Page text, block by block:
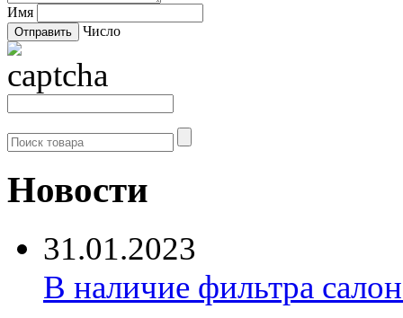
Имя
Число
Новости
31.01.2023
В наличие фильтра